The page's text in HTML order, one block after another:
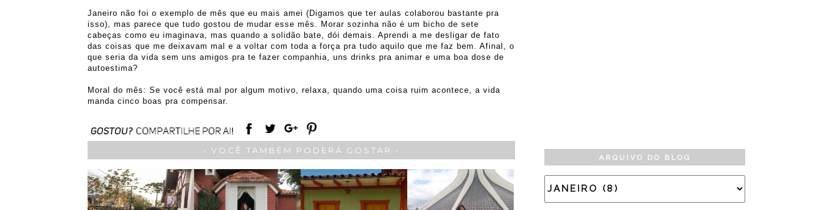
Janeiro não foi o exemplo de mês que eu mais amei (Digamos que ter aulas colaborou bastante pra
isso), mas parece que tudo gostou de mudar esse mês. Morar sozinha não é um bicho de sete
cabeças como eu imaginava, mas quando a solidão bate, dói demais. Aprendi a me desligar de fato
das coisas que me deixavam mal e a voltar com toda a força pra tudo aquilo que me faz bem. Afinal, o
que seria da vida sem uns amigos pra te fazer companhia, uns drinks pra animar e uma boa dose de
autoestima?
Moral do mês: Se você está mal por algum motivo, relaxa, quando uma coisa ruim acontece, a vida
manda cinco boas pra compensar.
• VOCÊ TAMBÉM PODERÁ GOSTAR •
ARQUIVO DO BLOG